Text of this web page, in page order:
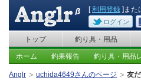
[利用登録 ]また
ログイン
トップ 釣り具・用品
ホーム 釣果報告 釣り具・用品
Anglr uchida4649さんのページ 友